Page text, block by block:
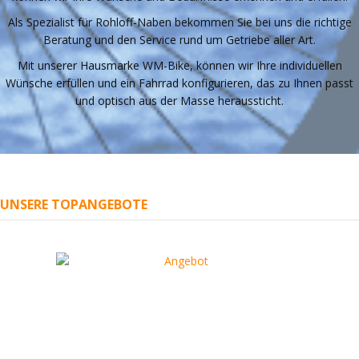
Als Spezialist für Rohloff-Naben bekommen Sie bei uns die richtige
Beratung und den Service rund um Getriebe aller Art.
Mit unserer Hausmarke WM-Bike, können wir Ihre individuellen
Wünsche erfüllen und ein Fahrrad konfigurieren, das zu Ihnen passt
und optisch aus der Masse heraussticht.
UNSERE TOPANGEBOTE